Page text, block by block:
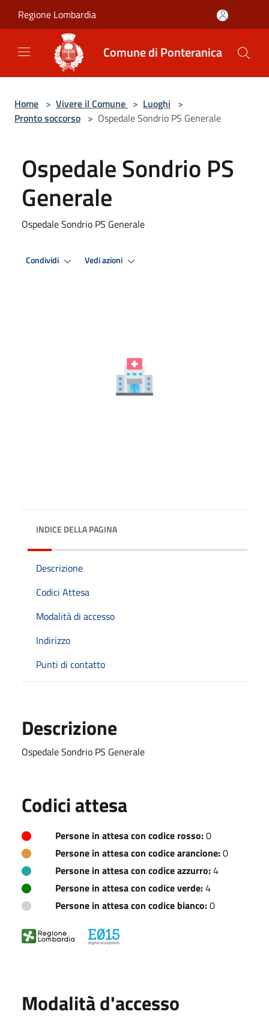
Regione Lombardia
Comune di Ponteranica
Home > Vivere il Comune > Luoghi >
Pronto soccorso > Ospedale Sondrio PS Generale
Ospedale Sondrio PS
Generale
Ospedale Sondrio PS Generale
Condividi Vedi azioni
INDICE DELLA PAGINA
Descrizione
Codici Attesa
Modalità di accesso
Indirizzo
Punti di contatto
Descrizione
Ospedale Sondrio PS Generale
Codici attesa
Persone in attesa con codice rosso:0
Persone in attesa con codice arancione:0
Persone in attesa con codice azzurro:4
Persone in attesa con codice verde:4
Persone in attesa con codice bianco:0
Modalità d'accesso